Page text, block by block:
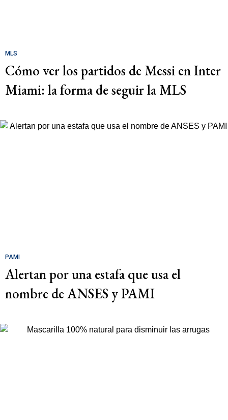
MLS
Cómo ver los partidos de Messi en Inter
Miami: la forma de seguir la MLS
PAMI
Alertan por una estafa que usa el
nombre de ANSES y PAMI